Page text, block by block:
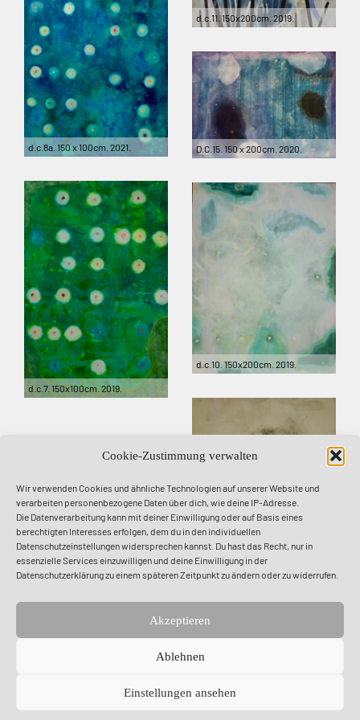
Cookie-Zustimmung verwalten
Wir verwenden Cookies und ähnliche Technologien auf unserer Website und
verarbeiten personenbezogene Daten über dich, wie deine IP-Adresse.
Die Datenverarbeitung kann mit deiner Einwilligung oder auf Basis eines
berechtigten Interesses erfolgen, dem du in den individuellen
Datenschutzeinstellungen widersprechen kannst. Du hast das Recht, nur in
essenzielle Services einzuwilligen und deine Einwilligung in der
Datenschutzerklärung zu einem späteren Zeitpunkt zu ändern oder zu widerrufen.
Akzeptieren
Ablehnen
Einstellungen ansehen
d.c.11. 150x200cm. 2019.
d.c.8a. 150 x 100cm. 2021. D.C.15. 150 x 200cm. 2020.
d.c.7. 150x100cm. 2019.
d.c.10. 150x200cm. 2019.
dust catcher 20. 40 x 40 cm.
d.c.17. 200 x 150 cm. 2021.
d.c.9. 210 x 200 cm. 2019
d.c.14. 200x150cm. 2019
d.c.8. courtesy of mamü gallery
budapest. 2019
d.c.4. 150x100cm.
© 2026 Kristine Schnappenburg •Impressum•